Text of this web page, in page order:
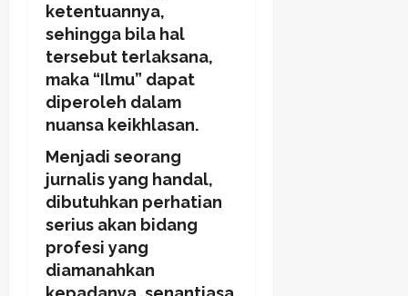
ketentuannya,
sehingga bila hal
tersebut terlaksana,
maka “Ilmu” dapat
diperoleh dalam
nuansa keikhlasan.
Menjadi seorang
jurnalis yang handal,
dibutuhkan perhatian
serius akan bidang
profesi yang
diamanahkan